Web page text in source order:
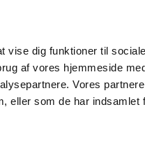
vise dig funktioner til
af vores hjemmeside
Vores
eller som de har indsamlet
Om os Kontakt
Apoteker og salg af